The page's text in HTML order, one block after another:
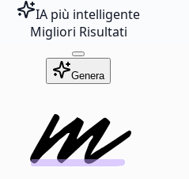
IA più intelligente
Migliori Risultati
Genera